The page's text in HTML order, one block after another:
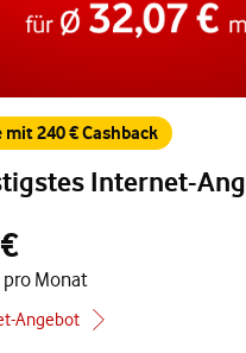
240 € Cashback
Internet-
pro Monat
€
Monat
Angebot